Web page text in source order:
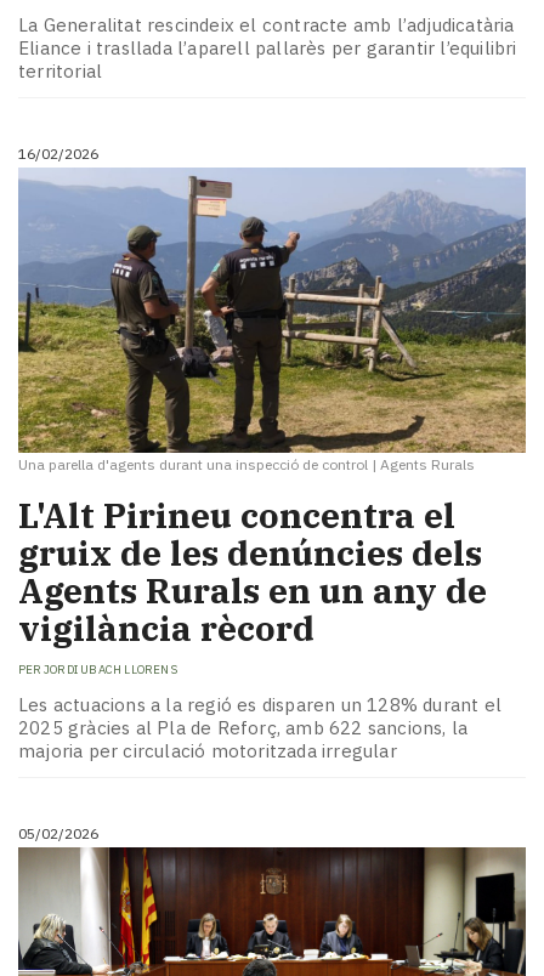
La Generalitat rescindeix el contracte amb l’adjudicatària
Eliance i trasllada l’aparell pallarès per garantir l’equilibri
territorial
16/02/2026
Una parella d'agents durant una inspecció de control | Agents Rurals
L'Alt Pirineu concentra el
gruix de les denúncies dels
Agents Rurals en un any de
vigilància rècord
PER JORDI UBACH LLORENS
Les actuacions a la regió es disparen un 128% durant el
2025 gràcies al Pla de Reforç, amb 622 sancions, la
majoria per circulació motoritzada irregular
05/02/2026